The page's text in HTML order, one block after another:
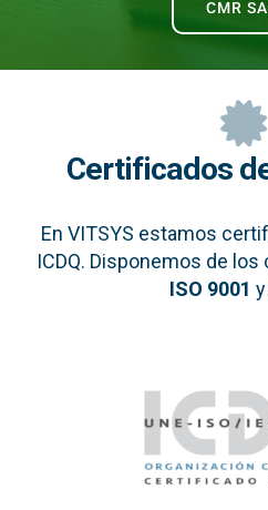
CMR
Certificados
En VITSYS estamos
ICDQ. Disponemos de
ISO 9001 y